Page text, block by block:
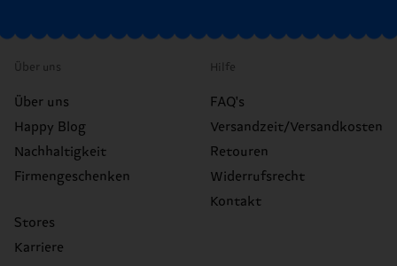
Über uns
Über uns
Happy Blog
Nachhaltigkeit
Firmengeschenken
Stores
Karriere
Hilfe
FAQ's
Versandzeit/Versandkosten
Retouren
Widerrufsrecht
Kontakt